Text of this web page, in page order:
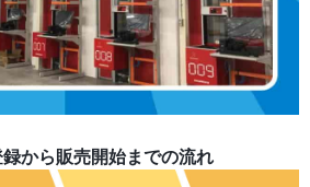
から販売開始までの流れ